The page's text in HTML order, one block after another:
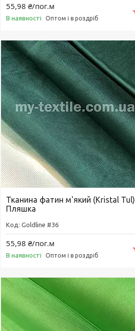
Купити
55,98 ₴/пог.м
В наявності Оптом і в роздріб
Купити
Тканина фатин м'який (Kristal Tul)
Пляшка
Goldline #36
55,98 ₴/пог.м
В наявності Оптом і в роздріб